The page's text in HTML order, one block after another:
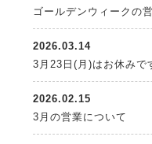
ゴールデンウィークの
2026.03.14
3月23日(月)はお休みで
2026.02.15
3月の営業について